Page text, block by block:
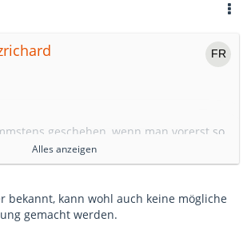
geschehen, wenn man vorerst so
Geräusch ist ja nun schon seit 1,5 Jahren
so permanent und so laut wie jetzt!
Alles anzeigen
bekannt, kann wohl auch keine mögliche
gemacht werden.